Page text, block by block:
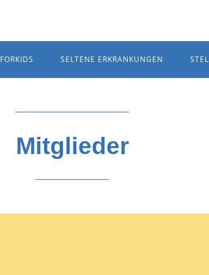
FORKIDS SELTENE ERKRANKUNGEN
Mitglieder